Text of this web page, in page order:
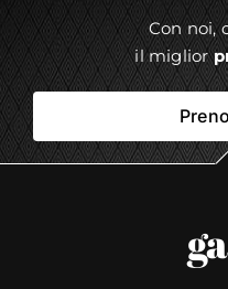
Con noi,
il miglior